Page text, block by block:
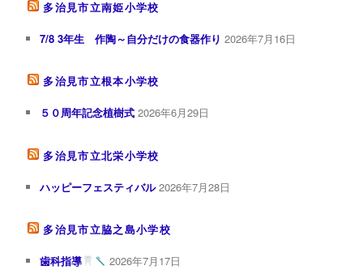
多治見市立南姫小学校
7/8 3年生 作陶～自分だけの食器作り 2026年7月16日
多治見市立根本小学校
５０周年記念植樹式 2026年6月29日
多治見市立北栄小学校
ハッピーフェスティバル 2026年7月28日
多治見市立脇之島小学校
歯科指導 2026年7月17日